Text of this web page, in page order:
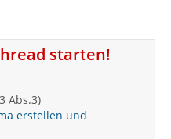
starten!
Abs.3)
erstellen und